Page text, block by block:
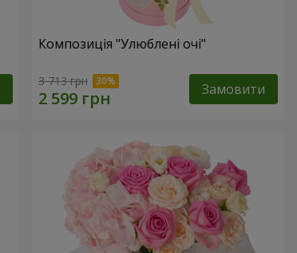
Композиція "Улюблені очі"
3 713 грн Замовити